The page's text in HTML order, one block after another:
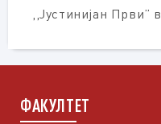
,,Јустинијан Први”
ФАКУЛТЕТ